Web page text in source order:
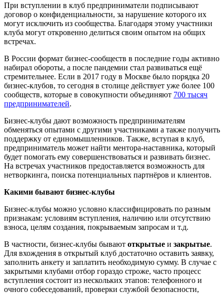
При вступлении в клуб предприниматели подписывают
договор о конфиденциальности, за нарушение которого их
могут исключить из сообщества. Благодаря этому участники
клуба могут откровенно делиться своим опытом на общих
встречах.
В России формат бизнес-сообществ в последние годы активно
набирал обороты, а после пандемии стал развиваться ещё
стремительнее. Если в 2017 году в Москве было порядка 20
бизнес-клубов, то сегодня в столице действует уже более 100
сообществ, которые в совокупности объединяют 700 тысяч
предпринимателей.
Бизнес-клубы дают возможность предпринимателям
обменяться опытами с другими участниками а также получить
поддержку от единомышленников. Также, вступая в клуб,
предприниматель может найти ментора-наставника, который
будет помогать ему совершенствоваться и развивать бизнес.
На встречах участников предоставляется возможность для
нетворкинга, поиска потенциальных партнёров и клиентов.
Какими бывают бизнес-клубы
Бизнес-клубы можно условно классифицировать по разным
признакам: условиям вступления, наличию или отсутствию
взноса, целям создания, покрываемым запросам и т.д.
В частности, бизнес-клубы бывают открытые и закрытые.
Для вхождения в открытый клуб достаточно оставить заявку,
заполнить анкету и заплатить необходимую сумму. В случае с
закрытыми клубами отбор гораздо строже, часто процесс
вступления состоит из нескольких этапов: телефонного и
очного собеседований, проверки службой безопасности,